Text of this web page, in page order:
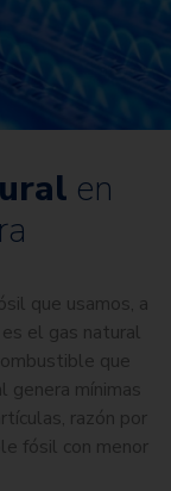
en
que usamos, a
el gas natural
que
genera mínimas
razón por
fósil con menor